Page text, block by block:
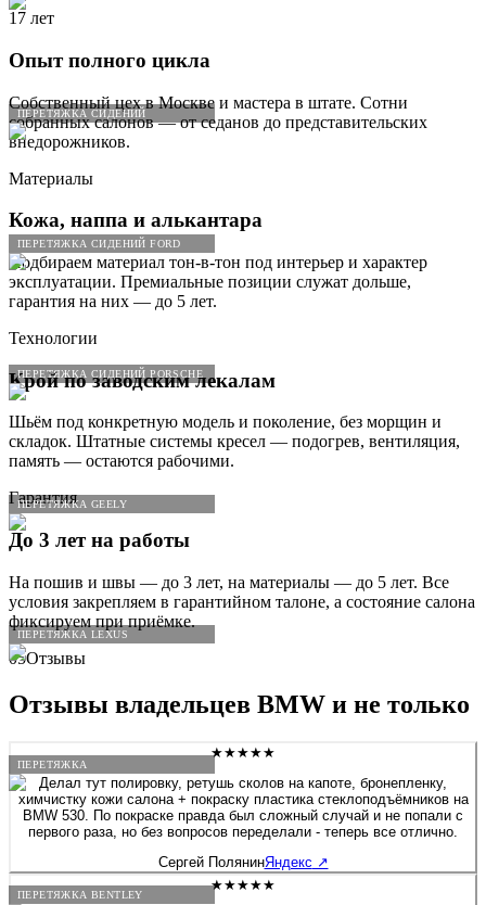
ПЕРЕТЯЖКА СИДЕНИЙ
ПЕРЕТЯЖКА СИДЕНИЙ FORD
ПЕРЕТЯЖКА СИДЕНИЙ PORSCHE
ПЕРЕТЯЖКА GEELY
ПЕРЕТЯЖКА LEXUS
ПЕРЕТЯЖКА
ПЕРЕТЯЖКА BENTLEY
17 лет
Опыт полного цикла
Собственный цех в Москве и мастера в штате. Сотни
собранных салонов — от седанов до представительских
внедорожников.
Материалы
Кожа, наппа и алькантара
Подбираем материал тон-в-тон под интерьер и характер
эксплуатации. Премиальные позиции служат дольше,
гарантия на них — до 5 лет.
Технологии
Крой по заводским лекалам
Шьём под конкретную модель и поколение, без морщин и
складок. Штатные системы кресел — подогрев, вентиляция,
память — остаются рабочими.
Гарантия
До 3 лет на работы
На пошив и швы — до 3 лет, на материалы — до 5 лет. Все
условия закрепляем в гарантийном талоне, а состояние салона
фиксируем при приёмке.
05Отзывы
Отзывы владельцев BMW и не только
★★★★★
Делал тут полировку, ретушь сколов на капоте, бронепленку,
химчистку кожи салона + покраску пластика стеклоподъёмников на
BMW 530. По покраске правда был сложный случай и не попали с
первого раза, но без вопросов переделали - теперь все отлично.
Сергей ПолянинЯндекс ↗
★★★★★